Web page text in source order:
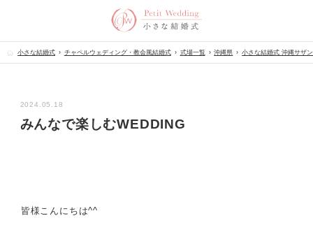
小さな結婚式 チャペルウェディング・教会風結婚式 式場一覧 沖縄県 小さな結婚式 沖縄サザ
2024.05.18
みんなで楽しむWEDDING
皆様こんにちは^^